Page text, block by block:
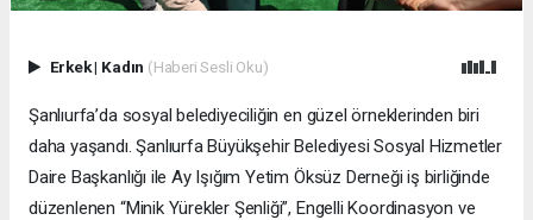
Erkek| Kadın (Haberi Sesli Oku)
Şanlıurfa’da sosyal belediyeciliğin en güzel örneklerinden biri
daha yaşandı. Şanlıurfa Büyükşehir Belediyesi Sosyal Hizmetler
Daire Başkanlığı ile Ay Işığım Yetim Öksüz Derneği iş birliğinde
düzenlenen “Minik Yürekler Şenliği”, Engelli Koordinasyon ve